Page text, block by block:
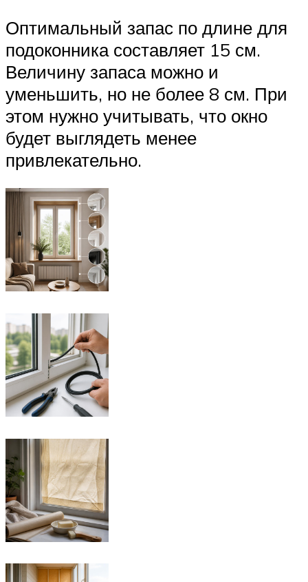
Оптимальный запас по длине для
подоконника составляет 15 см.
Величину запаса можно и
уменьшить, но не более 8 см. При
этом нужно учитывать, что окно
будет выглядеть менее
привлекательно.